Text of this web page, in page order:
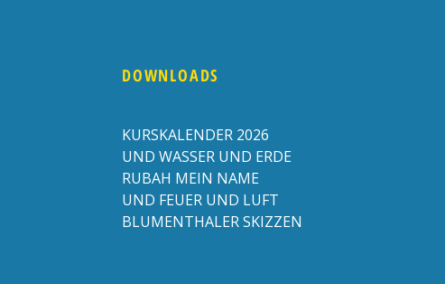
DOWNLOADS
KURSKALENDER 2026
UND WASSER UND ERDE
RUBAH MEIN NAME
UND FEUER UND LUFT
BLUMENTHALER SKIZZEN